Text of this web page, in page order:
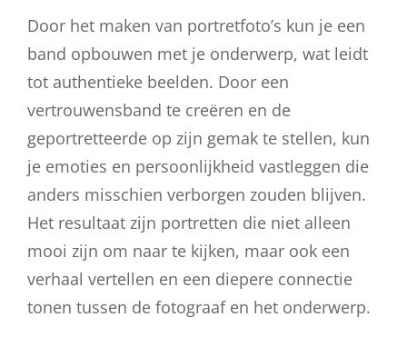
Door het maken van portretfoto’s kun je een
band opbouwen met je onderwerp, wat leidt
tot authentieke beelden. Door een
vertrouwensband te creëren en de
geportretteerde op zijn gemak te stellen, kun
je emoties en persoonlijkheid vastleggen die
anders misschien verborgen zouden blijven.
Het resultaat zijn portretten die niet alleen
mooi zijn om naar te kijken, maar ook een
verhaal vertellen en een diepere connectie
tonen tussen de fotograaf en het onderwerp.